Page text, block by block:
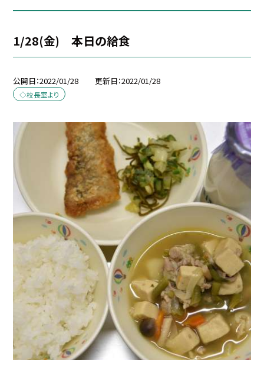
1/28(金) 本日の給食
公開日 2022/01/28 更新日 2022/01/28
◇校長室より